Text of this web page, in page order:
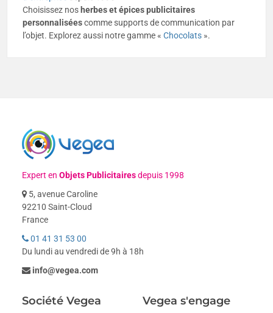
Choisissez nos herbes et épicespublicitaires
personnaliséescomme supports de communication par
l’objet. Explorez aussi notre gamme «Chocolats ».
Expert enObjets Publicitairesdepuis 1998
5, avenue Caroline
92210 Saint-Cloud
France
01 41 31 53 00
Du lundi au vendredi de 9h à 18h
info@vegea.com
Société Vegea Vegea s'engage